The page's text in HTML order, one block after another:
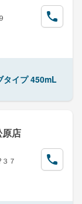
タイプ 450mL
店
７